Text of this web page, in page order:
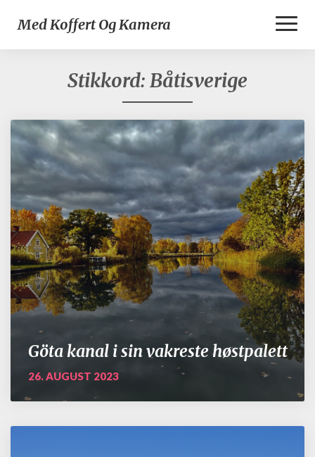
Med Koffert Og Kamera
Stikkord: Båtisverige
Göta kanal i sin vakreste høstpalett
26. AUGUST 2023